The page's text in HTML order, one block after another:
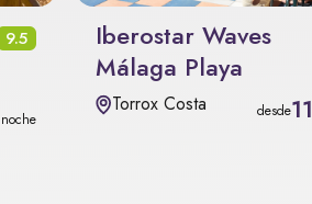
9.5
noche
Iberostar Waves
Málaga Playa
Torrox Costa desde